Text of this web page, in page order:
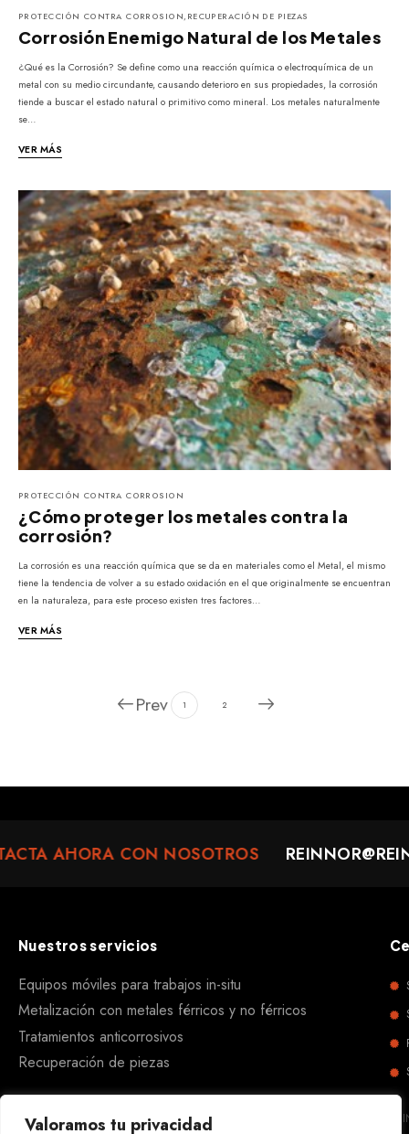
Valoramos tu privacidad
PROTECCIÓN CONTRA CORROSION, RECUPERACIÓN DE PIEZAS
Corrosión Enemigo Natural de los Metales
¿Qué es la Corrosión? Se define como una reacción química o electroquímica de un
metal con su medio circundante, causando deterioro en sus propiedades, la corrosión
tiende a buscar el estado natural o primitivo como mineral. Los metales naturalmente
se…
VER MÁS
PROTECCIÓN CONTRA CORROSION
¿Cómo proteger los metales contra la
corrosión?
La corrosión es una reacción química que se da en materiales como el Metal, el mismo
tiene la tendencia de volver a su estado oxidación en el que originalmente se encuentran
en la naturaleza, para este proceso existen tres factores…
VER MÁS
Prev 1 2
AHORA CON NOSOTROS
Nuestros servicios
Equipos móviles para trabajos in-situ
Metalización con metales férricos y no férricos
Tratamientos anticorrosivos
Recuperación de piezas